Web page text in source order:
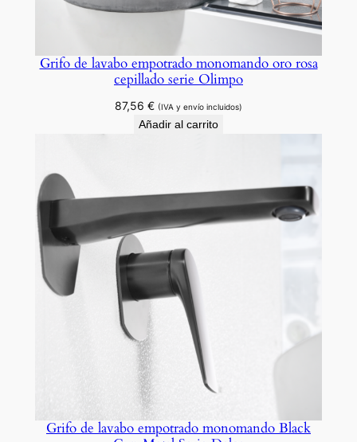
Grifo de lavabo empotrado monomando oro rosa
cepillado serie Olimpo
87,56 € (IVA y envío incluidos)
Añadir al carrito
Grifo de lavabo empotrado monomando Black